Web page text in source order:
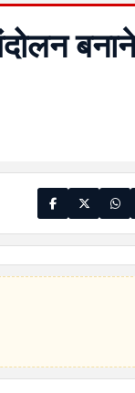
बनाने